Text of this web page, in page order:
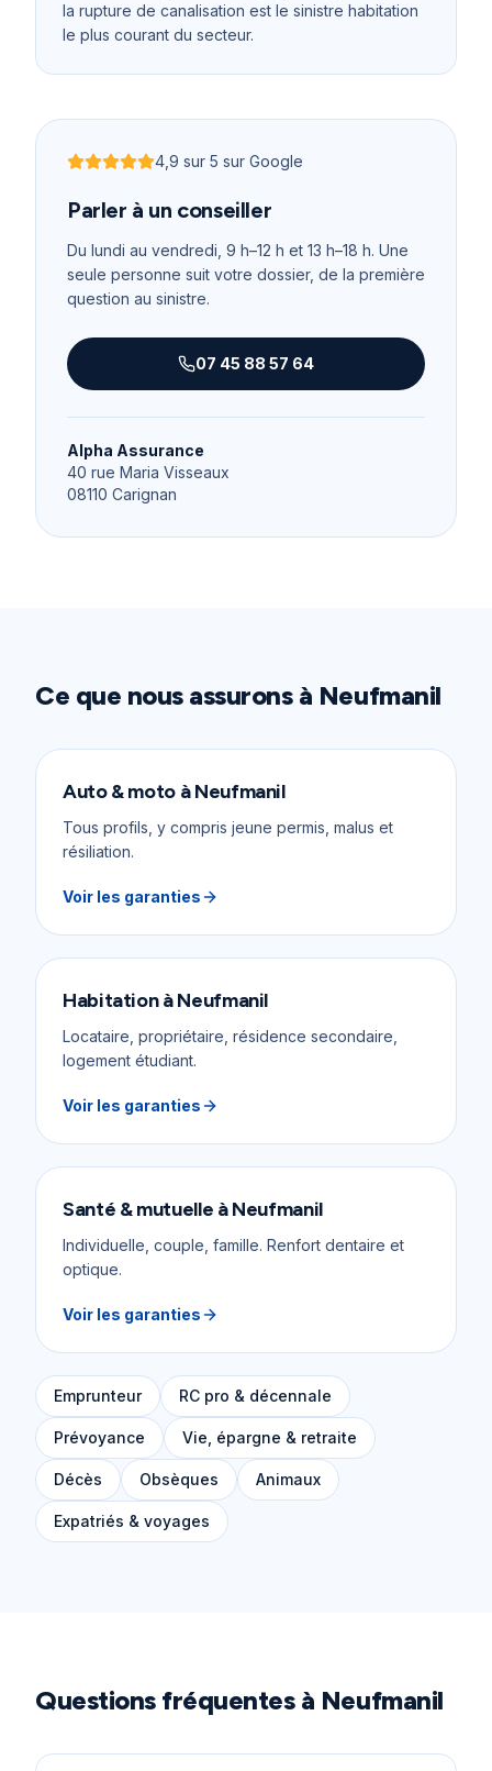
la rupture de canalisation est le sinistre habitation
le plus courant du secteur.
Noté4,9 sur 5
4,9 sur 5 sur Google
Parler à un conseiller
Du lundi au vendredi, 9 h–12 h et 13 h–18 h. Une
seule personne suit votre dossier, de la première
question au sinistre.
07 45 88 57 64
Alpha Assurance
40 rue Maria Visseaux
08110 Carignan
Ce que nous assurons à Neufmanil
Auto & moto àNeufmanil
Tous profils, y compris jeune permis, malus et
résiliation.
Voir les garanties
HabitationàNeufmanil
Locataire, propriétaire, résidence secondaire,
logement étudiant.
Voir les garanties
Santé & mutuelle àNeufmanil
Individuelle, couple, famille. Renfort dentaire et
optique.
Voir les garanties
Emprunteur RC pro & décennale
Prévoyance Vie, épargne & retraite
Décès Obsèques Animaux
Expatriés & voyages
Questions fréquentes à Neufmanil